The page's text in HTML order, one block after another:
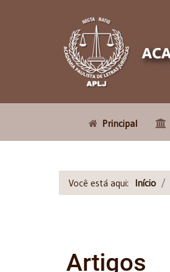
Principal
Você está aqui: Início
Artigos